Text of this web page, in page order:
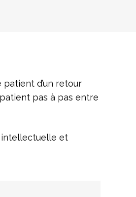
d’un retour
pas à pas entre
intellectuelle et